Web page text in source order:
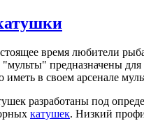
время любители
"мульты" предназначены
иметь в своем арсенале
разработаны под
катушек. Низкий